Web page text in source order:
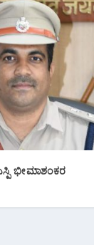
ಭೀಮಾಶಂಕರ